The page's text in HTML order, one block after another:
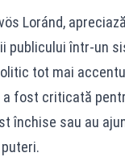
Loránd,
publicului într-un
tot mai
a fost criticată
închise sau au